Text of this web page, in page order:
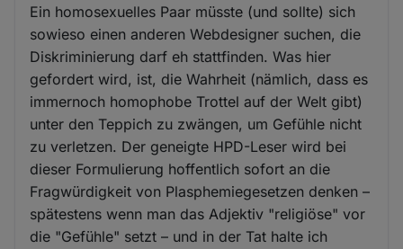
Ein homosexuelles Paar müsste (und sollte) sich
sowieso einen anderen Webdesigner suchen, die
Diskriminierung darf eh stattfinden. Was hier
gefordert wird, ist, die Wahrheit (nämlich, dass es
immernoch homophobe Trottel auf der Welt gibt)
unter den Teppich zu zwängen, um Gefühle nicht
zu verletzen. Der geneigte HPD-Leser wird bei
dieser Formulierung hoffentlich sofort an die
Fragwürdigkeit von Plasphemiegesetzen denken –
spätestens wenn man das Adjektiv "religiöse" vor
die "Gefühle" setzt – und in der Tat halte ich